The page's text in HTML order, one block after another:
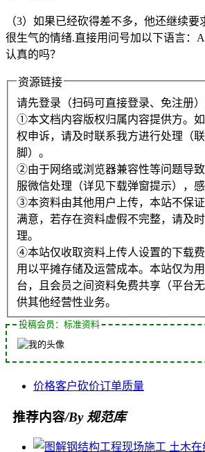
（3）如果已经砍得差不多，他还继续
很生气的情绪.直接用问号加以下语言：
认真的吗？
资源链接
请先登录（扫码可直接登录、免注册）
①本文档内容版权归属内容提供方。
权申诉，请及时联系我方进行处理（
脚）。
②由于网络或浏览器兼容性等问题导
服微信处理（详见下载弹窗提示），感
③本资料由其他用户上传，本站不保
满意，若存在资料虚假不完整，请及
理。
④本站仅收取资料上传人设置的下载费
用以平摊存储及运营成本。本站仅为
台，且会员之间资料免费共享（平台
供其他经营性业务。
投稿会员：标准资料
价格客户砍价订单质量
推荐内容/By 规范库